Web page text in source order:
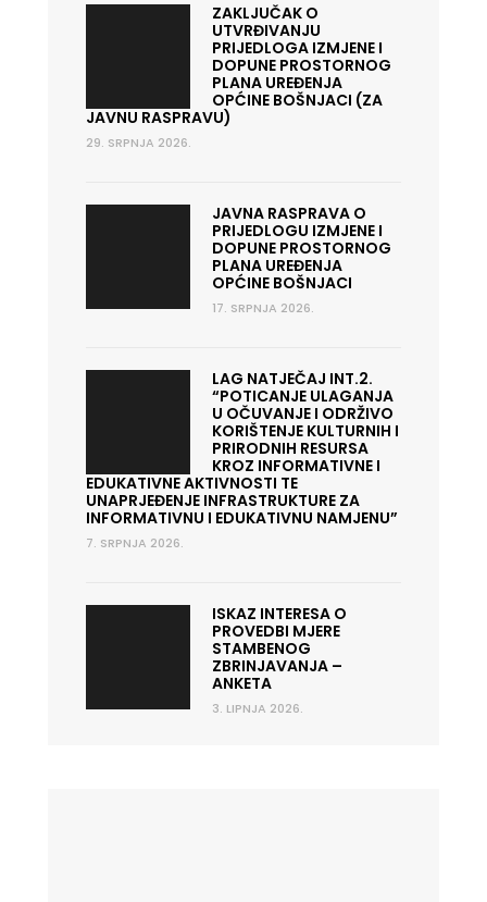
ZAKLJUČAK O
UTVRĐIVANJU
PRIJEDLOGA IZMJENE I
DOPUNE PROSTORNOG
PLANA UREĐENJA
OPĆINE BOŠNJACI (ZA
JAVNU RASPRAVU)
29. SRPNJA 2026.
JAVNA RASPRAVA O
PRIJEDLOGU IZMJENE I
DOPUNE PROSTORNOG
PLANA UREĐENJA
OPĆINE BOŠNJACI
17. SRPNJA 2026.
LAG NATJEČAJ INT.2.
“POTICANJE ULAGANJA
U OČUVANJE I ODRŽIVO
KORIŠTENJE KULTURNIH I
PRIRODNIH RESURSA
KROZ INFORMATIVNE I
EDUKATIVNE AKTIVNOSTI TE
UNAPRJEĐENJE INFRASTRUKTURE ZA
INFORMATIVNU I EDUKATIVNU NAMJENU”
7. SRPNJA 2026.
ISKAZ INTERESA O
PROVEDBI MJERE
STAMBENOG
ZBRINJAVANJA –
ANKETA
3. LIPNJA 2026.